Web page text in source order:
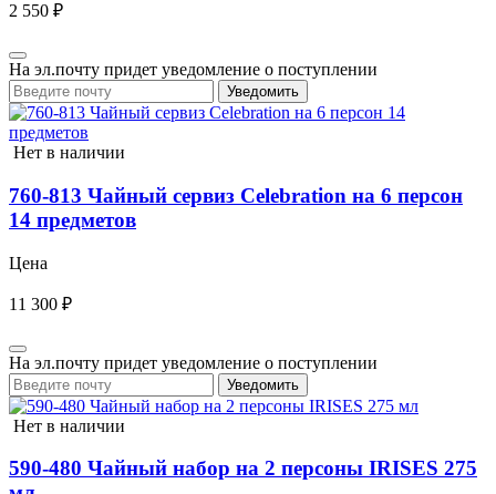
2 550 ₽
На эл.почту придет уведомление о поступлении
Уведомить
Нет в наличии
760-813 Чайный сервиз Celebration на 6 персон
14 предметов
Цена
11 300 ₽
На эл.почту придет уведомление о поступлении
Уведомить
Нет в наличии
590-480 Чайный набор на 2 персоны IRISES 275